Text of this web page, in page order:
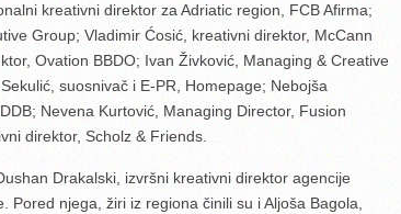
kreativni direktor za Adriatic region, FCB Afirma;
Group; Vladimir Ćosić, kreativni direktor, McCann
Ovation BBDO; Ivan Živković, Managing & Creative
suosnivač i E-PR, Homepage; Nebojša
Nevena Kurtović, Managing Director, Fusion
direktor, Scholz & Friends.
Drakalski, izvršni kreativni direktor agencije
Pored njega, žiri iz regiona činili su i Aljoša Bagola,